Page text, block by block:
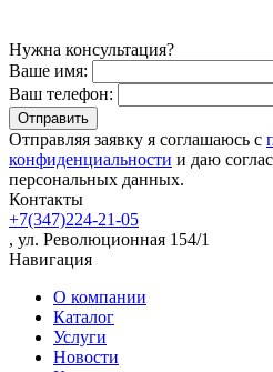
Нужна консультация?
Ваше имя:
Ваш телефон:
Отправляя заявку я соглашаюсь с
конфиденциальности и даю
персональных данных.
Контакты
+7(347)224-21-05
, ул. Революционная 154/1
Навигация
О компании
Каталог
Услуги
Новости